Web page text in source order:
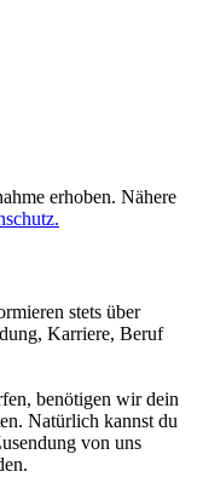
erhoben. Nähere
stets über
Karriere, Beruf
benötigen wir dein
Natürlich kannst du
von uns